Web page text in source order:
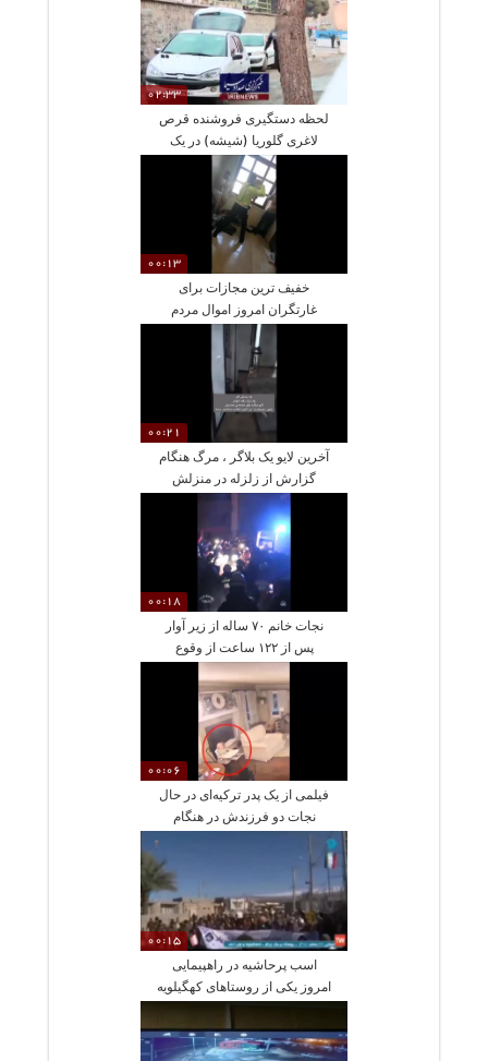
02:33
لحظه دستگیری فروشنده قرص
لاغری گلوریا (شیشه) در یک
عطاری!
00:13
خفیف ترین مجازات برای
غارتگران امروز اموال مردم
زلزله زده در ترکیه
00:21
آخرین لایو یک بلاگر ، مرگ هنگام
گزارش از زلزله در منزلش
00:18
نجات خانم ۷۰ ساله از زیر آوار
پس از ۱۲۲ ساعت از وقوع
زمین‌لرزه در ترکیه
00:06
فیلمی از یک پدر ترکیه‌ای در حال
نجات دو فرزندش در هنگام
00:15
اسب پرحاشیه در راهپیمایی
امروز یکی از روستاهای کهگیلویه
و بویراحمد